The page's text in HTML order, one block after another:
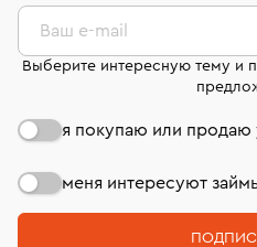
странице«Возврат
лабораторий
Ваш e-mail
Выберите интересную тему и
я покупаю или продаю
меня интересуют